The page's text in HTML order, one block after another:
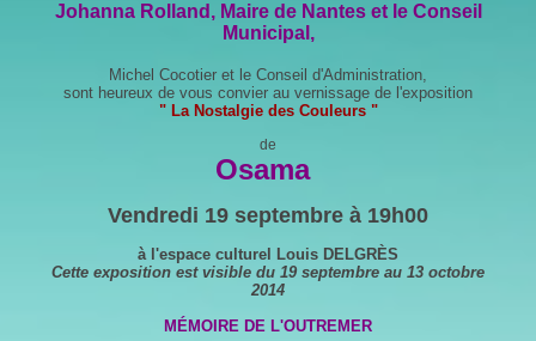
Johanna Rolland, Maire de Nantes et le Conseil
Municipal,
Michel Cocotier et le Conseil d'Administration,
sont heureux de vous convier au vernissage de l'exposition
" La Nostalgie des Couleurs "
de
Osama
Vendredi 19 septembre à 19h00
à l'espace culturel Louis DELGRÈS
Cette exposition est visible du 19 septembre au 13 octobre
2014
MÉMOIRE DE L'OUTREMER